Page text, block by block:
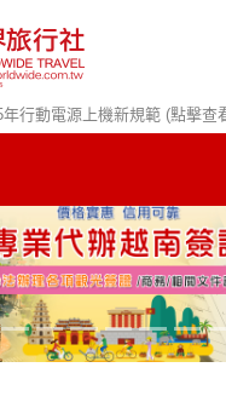
行動電源上機新規範 (點擊查